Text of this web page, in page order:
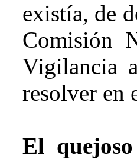
existía, de
Comisión
Vigilancia
resolver en
El